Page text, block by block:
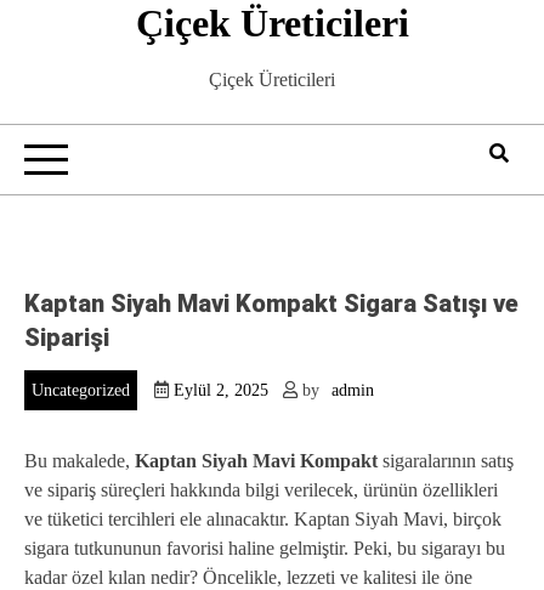
Çiçek Üreticileri
Çiçek Üreticileri
Kaptan Siyah Mavi Kompakt Sigara Satışı ve
Siparişi
Uncategorized Eylül 2, 2025 by admin
Bu makalede, Kaptan Siyah Mavi Kompakt sigaralarının satış
ve sipariş süreçleri hakkında bilgi verilecek, ürünün özellikleri
ve tüketici tercihleri ele alınacaktır. Kaptan Siyah Mavi, birçok
sigara tutkununun favorisi haline gelmiştir. Peki, bu sigarayı bu
kadar özel kılan nedir? Öncelikle, lezzeti ve kalitesi ile öne